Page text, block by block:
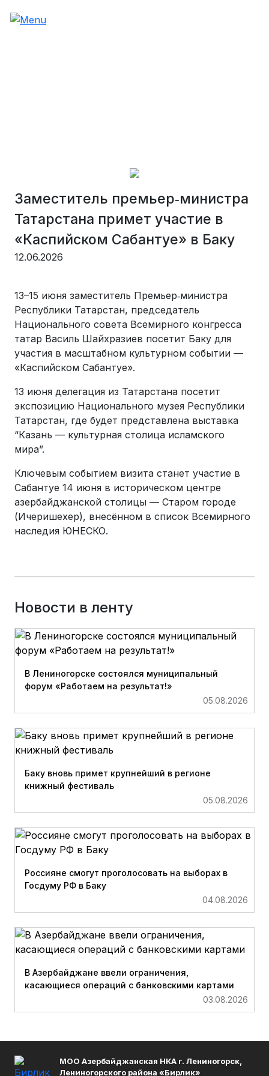
Заместитель премьер‑министра
Татарстана примет участие в
«Каспийском Сабантуе» в Баку
12.06.2026
13–15 июня заместитель Премьер‑министра
Республики Татарстан, председатель
Национального совета Всемирного конгресса
татар Василь Шайхразиев посетит Баку для
участия в масштабном культурном событии —
«Каспийском Сабантуе».
13 июня делегация из Татарстана посетит
экспозицию Национального музея Республики
Татарстан, где будет представлена выставка
“Казань — культурная столица исламского
мира”.
Ключевым событием визита станет участие в
Сабантуе 14 июня в историческом центре
азербайджанской столицы — Старом городе
(Ичеришехер), внесённом в список Всемирного
наследия ЮНЕСКО.
Новости в ленту
В Лениногорске состоялся муниципальный
форум «Работаем на результат!»
05.08.2026
Баку вновь примет крупнейший в регионе
книжный фестиваль
05.08.2026
Россияне смогут проголосовать на выборах в
Госдуму РФ в Баку
04.08.2026
В Азербайджане ввели ограничения,
касающиеся операций с банковскими картами
03.08.2026
МОО Азербайджанская НКА г. Лениногорск,
Лениногорского района «Бирлик»